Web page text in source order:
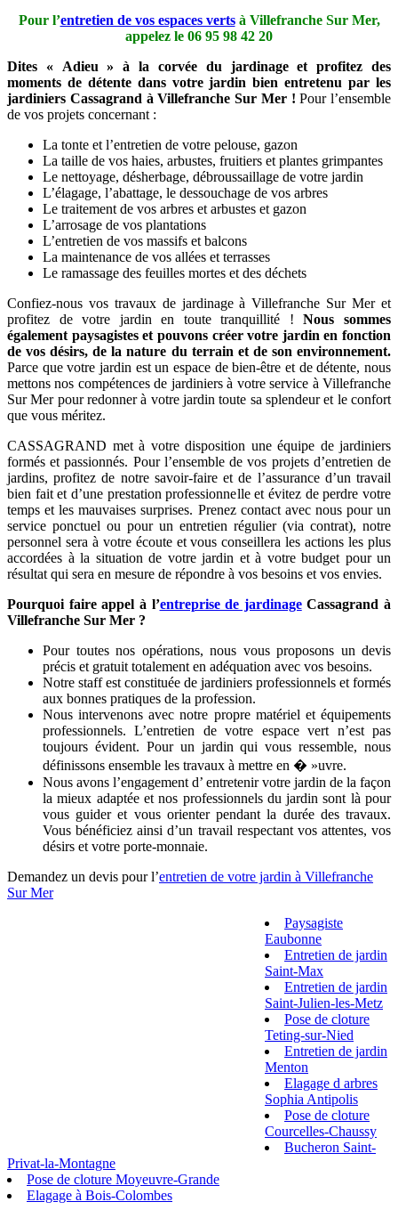
Pour l’entretien de vos espaces vertsà Villefranche Sur Mer,
appelez le 06 95 98 42 20
Dites « Adieu » à la corvée du jardinage et profitez des
moments de détente dans votre jardin bien entretenu par les
jardiniers Cassagrand à Villefranche Sur Mer ! Pour l’ensemble
de vos projets concernant :
La tonte et l’entretien de votre pelouse, gazon
La taille de vos haies, arbustes, fruitiers et plantes grimpantes
Le nettoyage, désherbage, débroussaillage de votre jardin
L’élagage, l’abattage, le dessouchage de vos arbres
Le traitement de vos arbres et arbustes et gazon
L’arrosage de vos plantations
L’entretien de vos massifs et balcons
La maintenance de vos allées et terrasses
Le ramassage des feuilles mortes et des déchets
Confiez-nous vos travaux de jardinage à Villefranche Sur Mer et
profitez de votre jardin en toute tranquillité !Nous sommes
également paysagistes et pouvons créer votre jardin en fonction
de vos désirs, de la nature du terrain et de son environnement.
Parce que votre jardin est un espace de bien-être et de détente, nous
mettons nos compétences de jardiniers à votre service à Villefranche
Sur Mer pour redonner à votre jardin toute sa splendeur et le confort
que vous méritez.
CASSAGRAND met à votre disposition une équipe de jardiniers
formés et passionnés. Pour l’ensemble de vos projets d’entretien de
jardins, profitez de notre savoir-faire et de l’assurance d’un travail
bien fait et d’une prestation professionnelle et évitez de perdre votre
temps et les mauvaises surprises. Prenez contact avec nous pour un
service ponctuel ou pour un entretien régulier (via contrat), notre
personnel sera à votre écoute et vous conseillera les actions les plus
accordées à la situation de votre jardin et à votre budget pour un
résultat qui sera en mesure de répondre à vos besoins et vos envies.
Pourquoi faire appel à l’entreprise de jardinageCassagrand à
Villefranche Sur Mer ?
Pour toutes nos opérations, nous vous proposons un devis
précis et gratuit totalement en adéquation avec vos besoins.
Notre staff est constituée de jardiniers professionnels et formés
aux bonnes pratiques de la profession.
Nous intervenons avec notre propre matériel et équipements
professionnels. L’entretien de votre espace vert n’est pas
toujours évident. Pour un jardin qui vous ressemble, nous
définissons ensemble les travaux à mettre en � »uvre.
Nous avons l’engagement d’ entretenir votre jardin de la façon
la mieux adaptée et nos professionnels du jardin sont là pour
vous guider et vous orienter pendant la durée des travaux.
Vous bénéficiez ainsi d’un travail respectant vos attentes, vos
désirs et votre porte-monnaie.
Demandez un devis pour l’entretien de votre jardin à Villefranche
Sur Mer
Paysagiste
Eaubonne
Entretien de jardin
Saint-Max
Entretien de jardin
Saint-Julien-les-Metz
Pose de cloture
Teting-sur-Nied
Entretien de jardin
Menton
Elagage d arbres
Sophia Antipolis
Pose de cloture
Courcelles-Chaussy
Bucheron Saint-
Privat-la-Montagne
Pose de cloture Moyeuvre-Grande
Elagage à Bois-Colombes